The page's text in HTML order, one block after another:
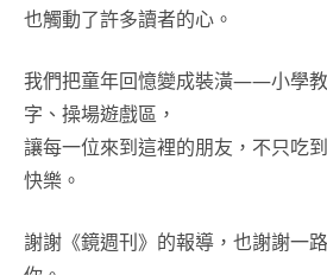
也觸動了許多讀者的心。
我們把童年回憶變成裝潢——小學
字、操場遊戲區，
讓每一位來到這裡的朋友，不只吃
快樂。
謝謝《鏡週刊》的報導，也謝謝一